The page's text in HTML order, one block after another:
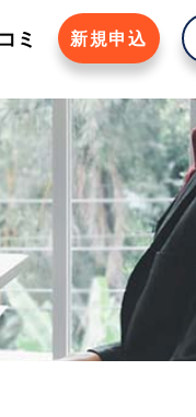
ミ 新規申込